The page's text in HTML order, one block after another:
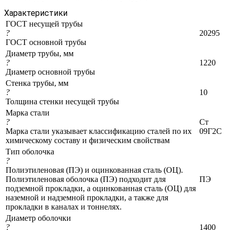
Характеристики
ГОСТ несущей трубы
?
ГОСТ основной трубы
20295
Диаметр трубы, мм
?
Диаметр основной трубы
1220
Стенка трубы, мм
?
Толщина стенки несущей трубы
10
Марка стали
?
Марка стали указывает классификацию сталей по их
химическому составу и физическим свойствам
Ст
09Г2С
Тип оболочка
?
Полиэтиленовая (ПЭ) и оцинкованная сталь (ОЦ).
Полиэтиленовая оболочка (ПЭ) подходит для
подземной прокладки, а оцинкованная сталь (ОЦ) для
наземной и надземной прокладки, а также для
прокладки в каналах и тоннелях.
ПЭ
Диаметр оболочки
?
1400